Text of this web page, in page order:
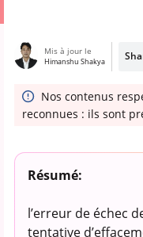
Mis à jour le
Himanshu Shakya
Nos contenus
reconnues : ils sont
Résumé:
l’erreur de échec
tentative